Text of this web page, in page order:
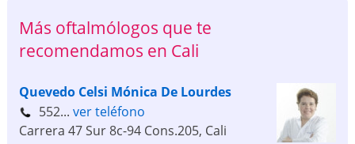
Más oftalmólogos que te
recomendamos en Cali
Quevedo Celsi Mónica De Lourdes
552... ver teléfono
Carrera 47 Sur 8c-94 Cons.205, Cali